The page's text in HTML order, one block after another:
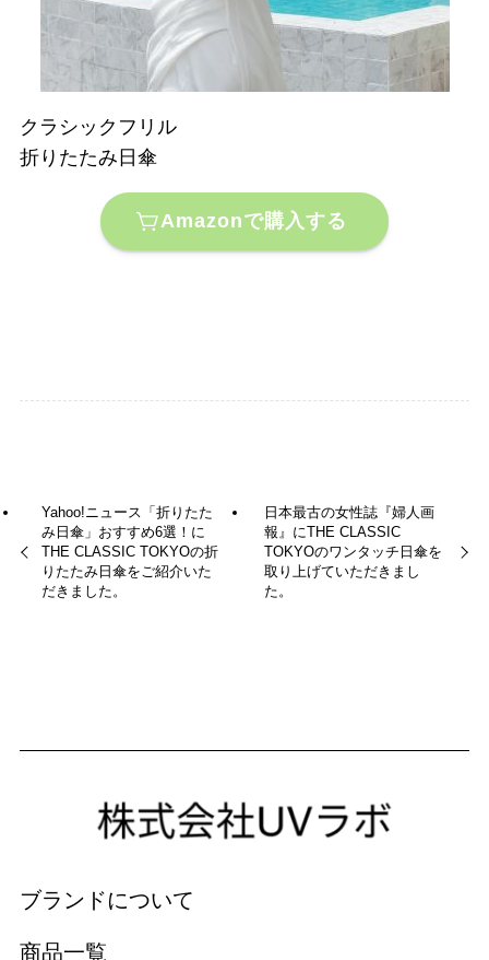
クラシックフリル
折りたたみ日傘
Amazonで購入する
Yahoo!ニュース「折りたた
み日傘」おすすめ6選！に
THE CLASSIC TOKYOの折
りたたみ日傘をご紹介いた
だきました。
日本最古の女性誌『婦人画
報』にTHE CLASSIC
TOKYOのワンタッチ日傘を
取り上げていただきまし
た。
ブランドについて
商品一覧